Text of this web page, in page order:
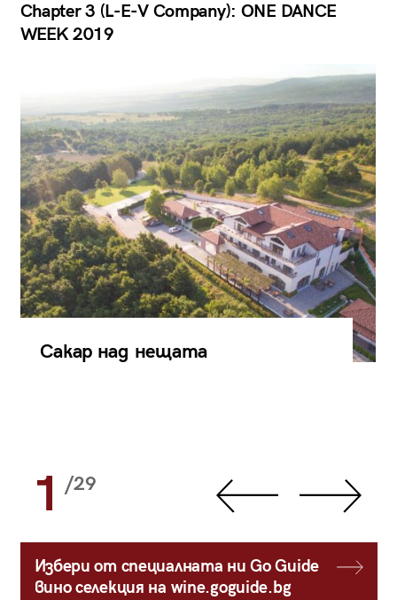
Chapter 3 (L-E-V Company): ONE DANCE
WEEK 2019
Сакар над нещата
1 /29
Избери от специалната ни Go Guide
вино селекция на wine.goguide.bg